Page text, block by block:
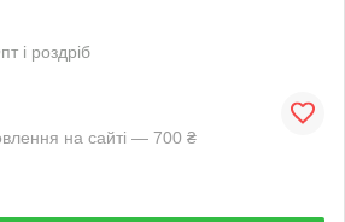
і роздріб
на сайті — 700 ₴